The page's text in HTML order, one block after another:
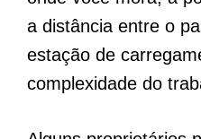
a distância entre o
estação de
complexidade do